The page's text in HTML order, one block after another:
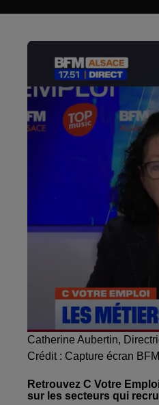
Catherine Aubertin,
Crédit : Capture écran
Retrouvez C Votre
sur les secteurs qui